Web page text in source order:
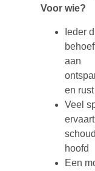
Voor wie?
Ieder
aan
en rust
Veel
hoofd
Een